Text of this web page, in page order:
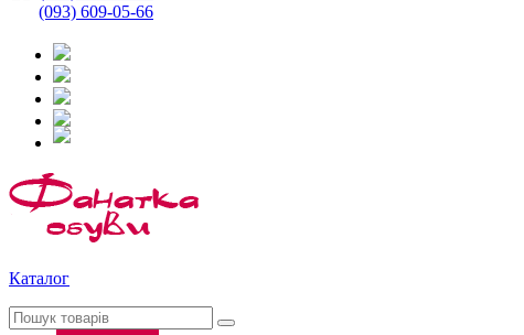
(093) 609-05-66
Каталог